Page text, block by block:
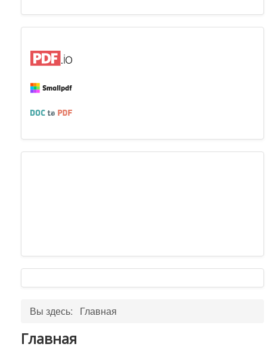
Вы здесь: Главная
Главная